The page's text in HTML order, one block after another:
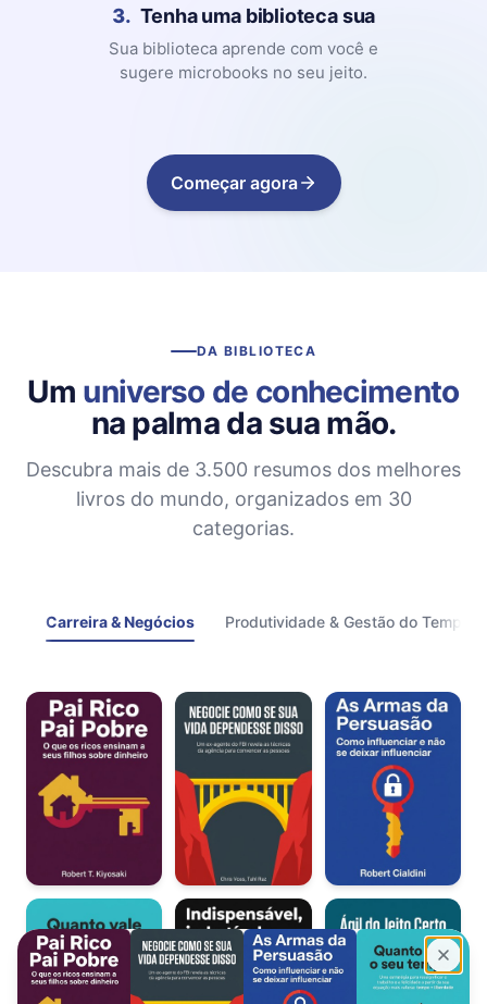
3. Tenha uma biblioteca sua
Sua biblioteca aprende com você e
sugere microbooks no seu jeito.
Começar agora
DA BIBLIOTECA
Um universo de conhecimento
na palma da sua mão.
Descubra mais de 3.500 resumos dos melhores
livros do mundo, organizados em 30
categorias.
Carreira & Negócios Produtividade & Gestão do Tempo